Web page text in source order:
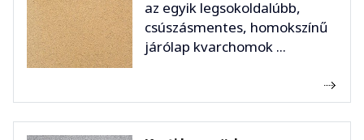
az egyik legsokoldalúbb,
csúszásmentes, homokszínű
járólap kvarchomok ...